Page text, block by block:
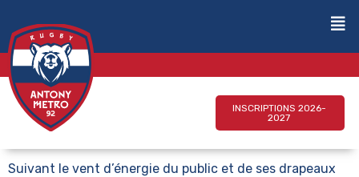
INSCRIPTIONS 2026-
2027
Suivant le vent d’énergie du public et de ses drapeaux